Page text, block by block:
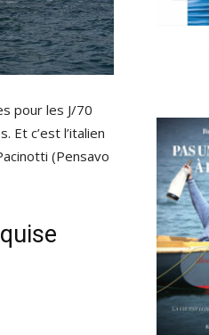
pour les J/70
Et c’est l’italien
(Pensavo